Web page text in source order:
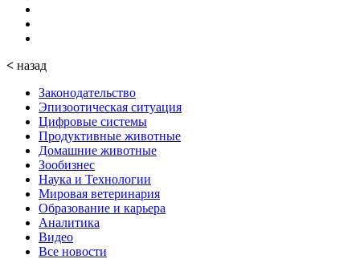
< назад
Законодательство
Эпизоотическая ситуация
Цифровые системы
Продуктивные животные
Домашние животные
Зообизнес
Наука и Технологии
Мировая ветеринария
Образование и карьера
Аналитика
Видео
Все новости